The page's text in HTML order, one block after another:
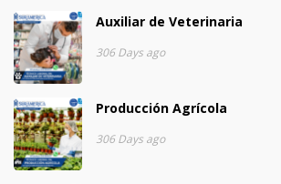
Auxiliar de Veterinaria
306 Days ago
Producción Agrícola
306 Days ago